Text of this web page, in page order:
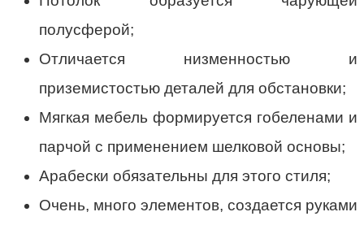
полусферой;
Отличается низменностью и
приземистостью деталей для обстановки;
Мягкая мебель формируется гобеленами и
парчой с применением шелковой основы;
Арабески обязательны для этого стиля;
Очень, много элементов, создается руками